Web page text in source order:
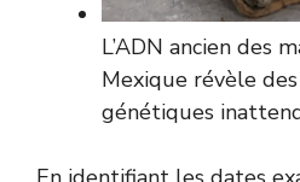
L’ADN ancien des
Mexique révèle
génétiques